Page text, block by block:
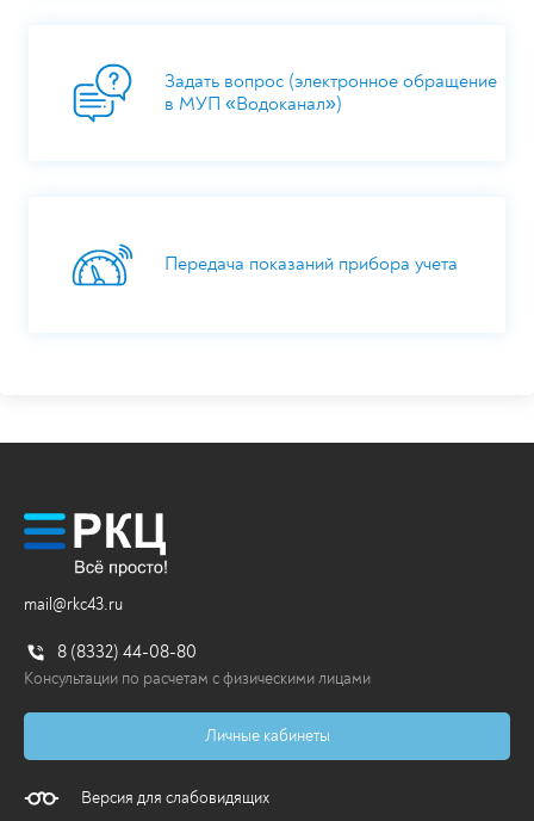
Задать вопрос (электронное обращение
в МУП «Водоканал»)
Передача показаний прибора учета
mail@rkc43.ru
8 (8332) 44-08-80
Консультации по расчетам с физическими лицами
Личные кабинеты
Версия для слабовидящих